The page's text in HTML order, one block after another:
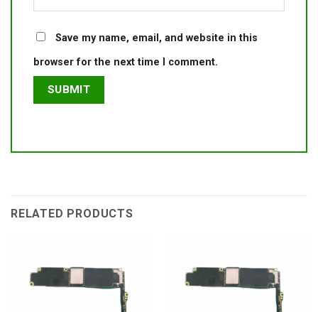
Save my name, email, and website in this
browser for the next time I comment.
RELATED PRODUCTS